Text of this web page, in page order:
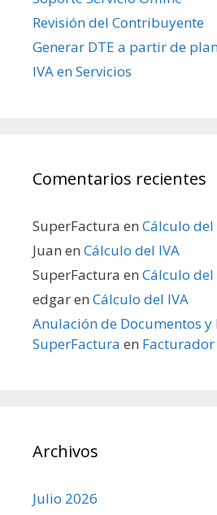
Revisión del Contribuyente
Generar DTE a partir de
IVA en Servicios
Comentarios recientes
SuperFactura en Cálculo del
Juan en Cálculo del IVA
SuperFactura en Cálculo del
edgaren Cálculo del IVA
Anulación de Documentos y
SuperFactura en Facturador
Archivos
Julio 2026